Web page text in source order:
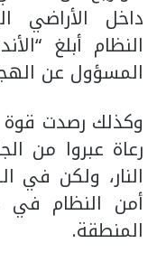
داخل الأراضي
النظام أبلغ
المسؤول عن
وكذلك رصدت قوة
رعاة عبروا من
أمن النظام
المنطقة.